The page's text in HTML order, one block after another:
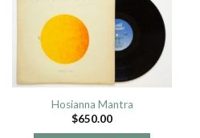
Hosianna Mantra
$650.00